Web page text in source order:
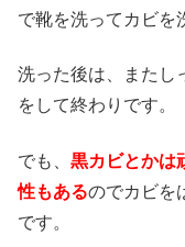
で靴を洗ってカビを
洗った後は、またし
をして終わりです。
でも、 黒カビとかは
性もあるのでカビを
です。